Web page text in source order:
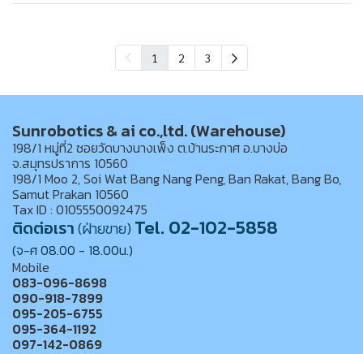
1 2 3
Sunrobotics & ai co.,ltd. (Warehouse)
198/1 หมู่ที่2 ซอยวัดบางนางเพ็ง ต.บ้านระกาศ อ.บางบ่อ
จ.สมุทรปราการ 10560
198/1 Moo 2, Soi Wat Bang Nang Peng, Ban Rakat, Bang Bo,
Samut Prakan 10560
Tax ID : 0105550092475
ติดต่อเรา(ฝ่ายขาย) Tel. 02-102-5858
(จ-ศ 08.00 - 18.00น.)
Mobile
083-096-8698
090-918-7899
095-205-6755
095-364-1192
097-142-0869